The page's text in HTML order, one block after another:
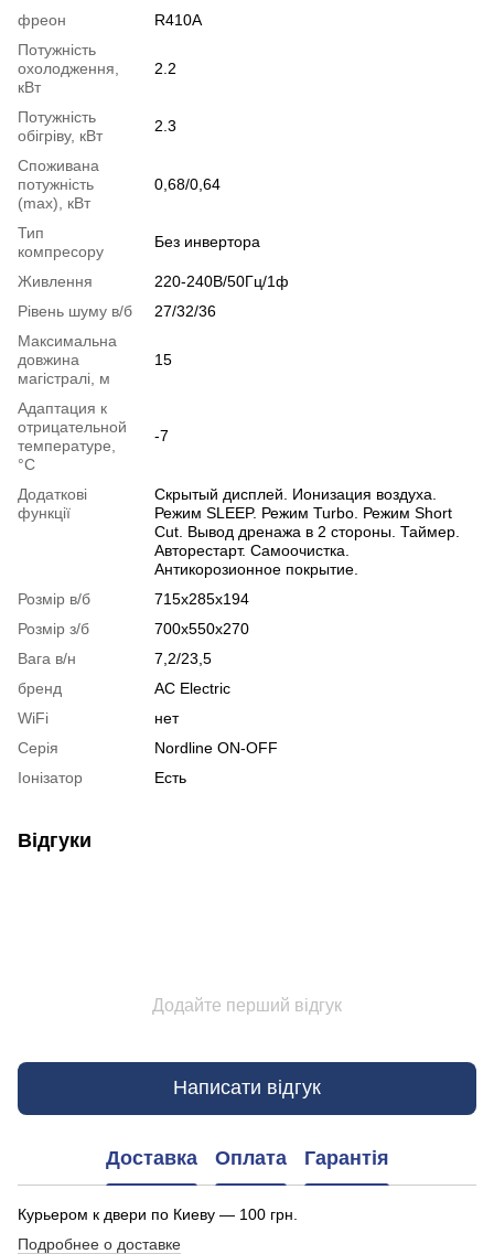
фреон
R410A
Потужність
охолодження,
кВт
2.2
Потужність
обігріву, кВт
2.3
Споживана
потужність
(max), кВт
0,68/0,64
Тип
компресору
Без инвертора
Живлення
220-240В/50Гц/1ф
Рівень шуму в/б
27/32/36
Максимальна
довжина
магістралі, м
15
Адаптация к
отрицательной
температуре,
°C
-7
Додаткові
функції
Скрытый дисплей. Ионизация воздуха.
Режим SLEEP. Режим Turbo. Режим Short
Cut. Вывод дренажа в 2 стороны. Таймер.
Авторестарт. Самоочистка.
Антикорозионное покрытие.
Розмір в/б
715x285x194
Розмір з/б
700x550x270
Вага в/н
7,2/23,5
бренд
AC Electric
WiFi
нет
Серія
Nordline ON-OFF
Іонізатор
Есть
Відгуки
Додайте перший відгук
Написати відгук
Доставка Оплата Гарантія
Курьером к двери по Киеву — 100 грн.
Подробнее о доставке